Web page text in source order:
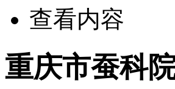
查看内容
重庆市蚕科